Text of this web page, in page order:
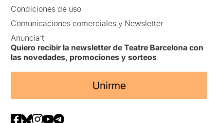
Condiciones de uso
Comunicaciones comerciales y Newsletter
Anuncia’t
Quiero recibir la newsletter de Teatre Barcelona con
las novedades, promociones y sorteos
Unirme